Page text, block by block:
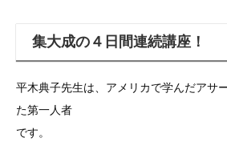
集大成の４日間連続講座！
平木典子先生は、アメリカで学んだアサ
た第一人者
です。